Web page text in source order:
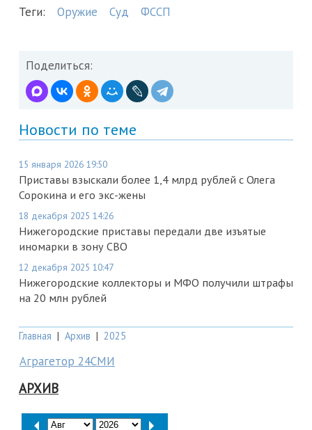
Теги: Оружие Суд ФССП
Поделиться:
Новости по теме
15 января 2026 19:50
Приставы взыскали более 1,4 млрд рублей с Олега
Сорокина и его экс-жены
18 декабря 2025 14:26
Нижегородские приставы передали две изъятые
иномарки в зону СВО
12 декабря 2025 10:47
Нижегородские коллекторы и МФО получили штрафы
на 20 млн рублей
Главная | Архив | 2025
Аграгетор 24СМИ
АРХИВ